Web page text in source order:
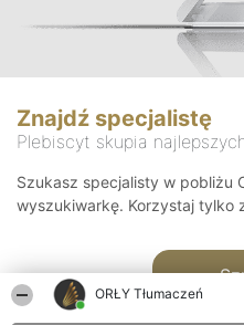
ORŁY Tłumaczeń
Znajdź specjalistę
Plebiscyt skupia
Szukasz specjalisty w pobliżu
wyszukiwarkę. Korzystaj tylko